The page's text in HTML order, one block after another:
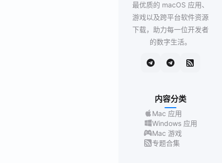
最优质的 macOS 应用、
游戏以及跨平台软件资源
下载，助力每一位开发者
的数字生活。
内容分类
Mac 应用
Windows 应用
Mac 游戏
专题合集